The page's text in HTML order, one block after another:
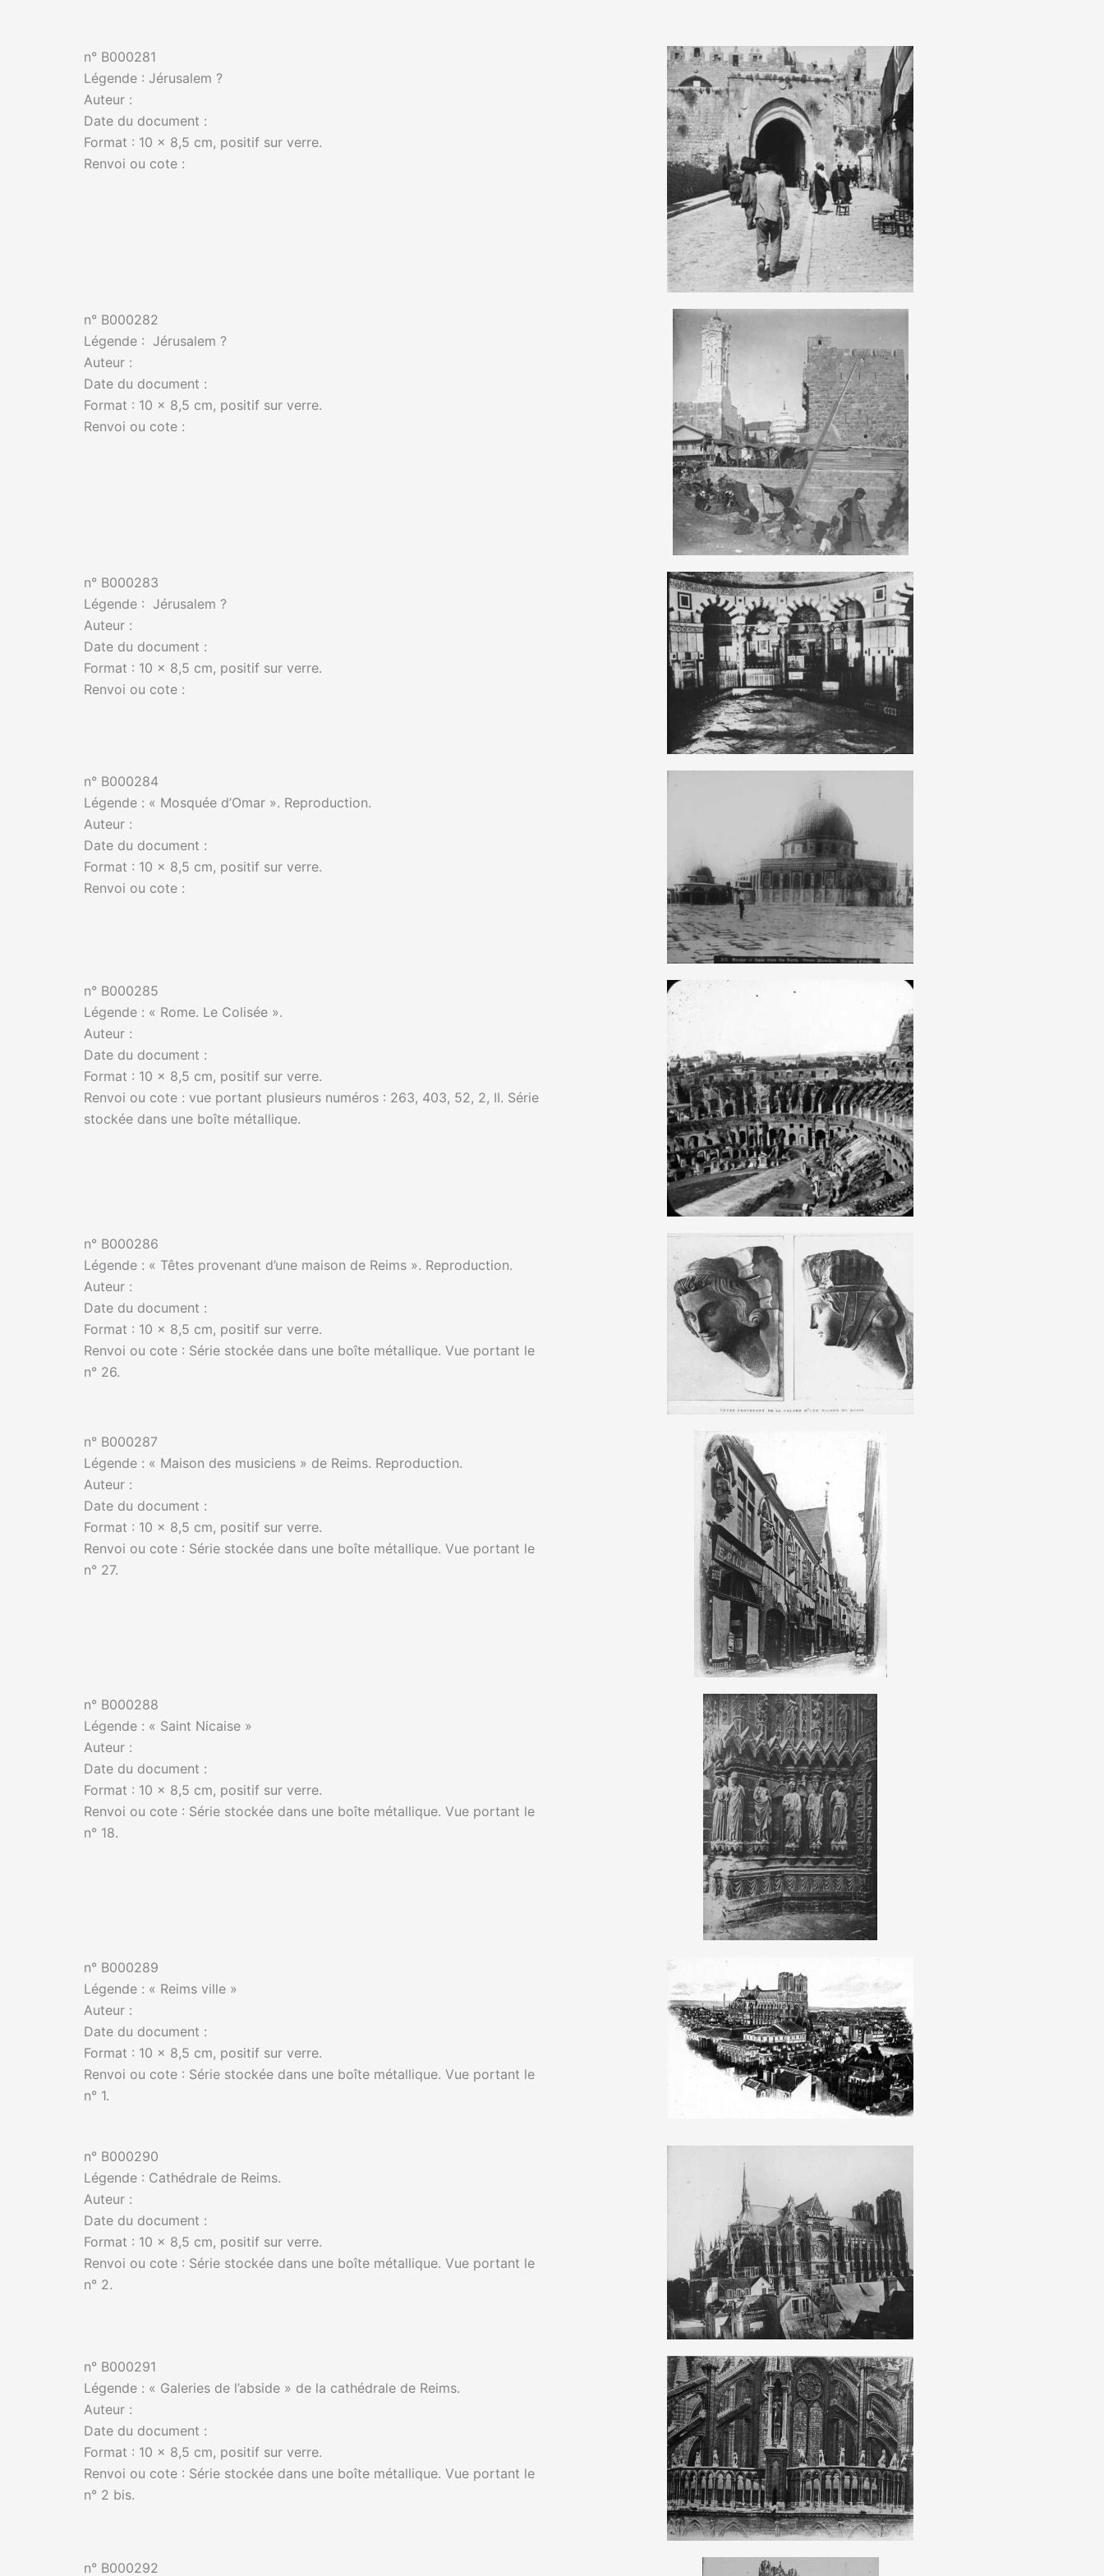
n° B000281
Légende : Jérusalem ?
Auteur :
Date du document :
Format : 10 x 8,5 cm, positif sur verre.
Renvoi ou cote :
n° B000282
Légende : Jérusalem ?
Auteur :
Date du document :
Format : 10 x 8,5 cm, positif sur verre.
Renvoi ou cote :
n° B000283
Légende : Jérusalem ?
Auteur :
Date du document :
Format : 10 x 8,5 cm, positif sur verre.
Renvoi ou cote :
n° B000284
Légende : « Mosquée d’Omar ». Reproduction.
Auteur :
Date du document :
Format : 10 x 8,5 cm, positif sur verre.
Renvoi ou cote :
n° B000285
Légende : « Rome. Le Colisée ».
Auteur :
Date du document :
Format : 10 x 8,5 cm, positif sur verre.
Renvoi ou cote : vue portant plusieurs numéros : 263, 403, 52, 2, II. Série
stockée dans une boîte métallique.
n° B000286
Légende : « Têtes provenant d’une maison de Reims ». Reproduction.
Auteur :
Date du document :
Format : 10 x 8,5 cm, positif sur verre.
Renvoi ou cote : Série stockée dans une boîte métallique. Vue portant le
n° 26.
n° B000287
Légende : « Maison des musiciens » de Reims. Reproduction.
Auteur :
Date du document :
Format : 10 x 8,5 cm, positif sur verre.
Renvoi ou cote : Série stockée dans une boîte métallique. Vue portant le
n° 27.
n° B000288
Légende : « Saint Nicaise »
Auteur :
Date du document :
Format : 10 x 8,5 cm, positif sur verre.
Renvoi ou cote : Série stockée dans une boîte métallique. Vue portant le
n° 18.
n° B000289
Légende : « Reims ville »
Auteur :
Date du document :
Format : 10 x 8,5 cm, positif sur verre.
Renvoi ou cote : Série stockée dans une boîte métallique. Vue portant le
n° 1.
n° B000290
Légende : Cathédrale de Reims.
Auteur :
Date du document :
Format : 10 x 8,5 cm, positif sur verre.
Renvoi ou cote : Série stockée dans une boîte métallique. Vue portant le
n° 2.
n° B000291
Légende : « Galeries de l’abside » de la cathédrale de Reims.
Auteur :
Date du document :
Format : 10 x 8,5 cm, positif sur verre.
Renvoi ou cote : Série stockée dans une boîte métallique. Vue portant le
n° 2 bis.
n° B000292